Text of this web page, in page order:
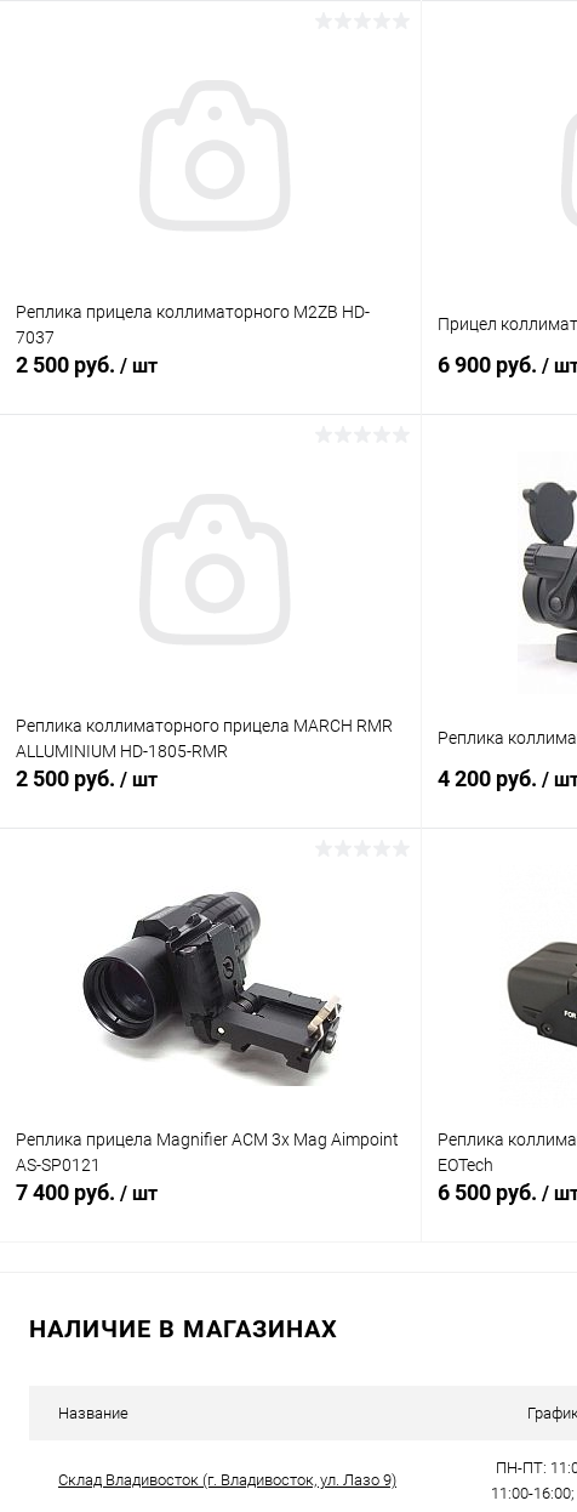
Реплика прицела коллиматорного M2ZB HD-
7037
2 500 руб. / шт
Прицел
6 900 руб. /
Купить в 1 клик
В избранное
Реплика коллиматорного прицела MARCH RMR
ALLUMINIUM HD-1805-RMR
2 500 руб. / шт
Купить в 1 клик Сравнение
В избранное В наличии
Реплика
4 200 руб. /
Купить в 1 клик
В избранное
Реплика прицела Magnifier ACM 3x Mag Aimpoint
AS-SP0121
7 400 руб. / шт
Реплика
EOTech
6 500 руб. /
НАЛИЧИЕ В МАГАЗИНАХ
Название
Склад Владивосток (г. Владивосток, ул. Лазо 9)
ПН-ПТ:
11:00-